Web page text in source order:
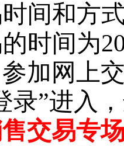
间和方
时间为
加网上
录”进入
交易专